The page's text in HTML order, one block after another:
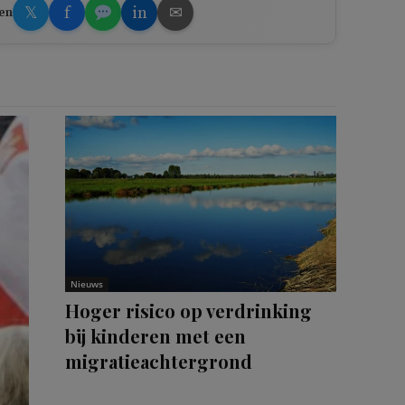
𝕏 f in ✉
Nieuws
Hoger risico op verdrinking
bij kinderen met een
migratieachtergrond